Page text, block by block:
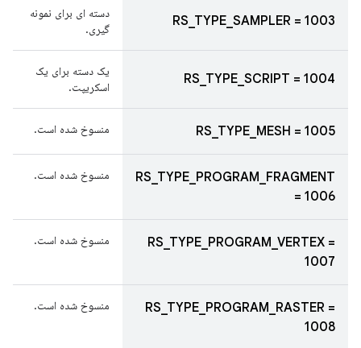
RS_TYPE_SAMPLER = 1003
دسته ای برای نمونه
گیری.
RS_TYPE_SCRIPT = 1004
یک دسته برای یک
اسکریپت.
RS_TYPE_MESH = 1005 منسوخ شده است.
RS_TYPE_PROGRAM_FRAGMENT
= 1006
منسوخ شده است.
RS_TYPE_PROGRAM_VERTEX =
1007
منسوخ شده است.
RS_TYPE_PROGRAM_RASTER =
1008
منسوخ شده است.